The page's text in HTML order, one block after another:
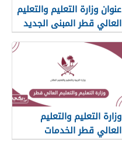
عنوان وزارة التعليم والتعليم
العالي قطر المبنى الجديد
وزارة التعليم والتعليم
العالي قطر الخدمات
الإلكترونية